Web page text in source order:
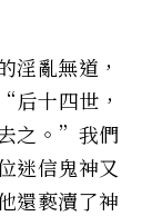
淫亂無道，
后十四世，
之。”我們
迷信鬼神又
還褻瀆了神